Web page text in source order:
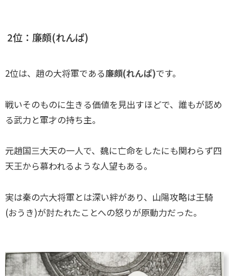
2位：廉頗(れんぱ)
2位は、趙の大将軍である廉頗(れんぱ)です。
戦いそのものに生きる価値を見出すほどで、誰もが認め
る武力と軍才の持ち主。
元趙国三大天の一人で、魏に亡命をしたにも関わらず四
天王から慕われるような人望もある。
実は秦の六大将軍とは深い絆があり、山陽攻略は王騎
(おうき)が討たれたことへの怒りが原動力だった。